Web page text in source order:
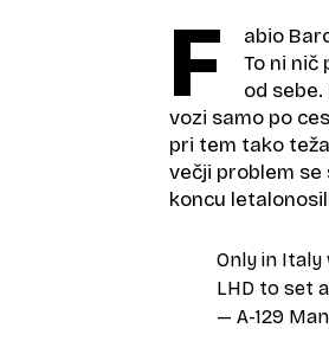
F
abio
To ni nič
od
vozi samo po
pri tem tako
večji problem
koncu
Only in Italy
LHD to set
— A-129